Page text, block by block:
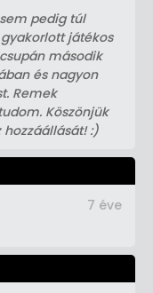
pedig túl
játékos
második
és nagyon
Remek
Köszönjük
hozzáállását! :)
7 éve